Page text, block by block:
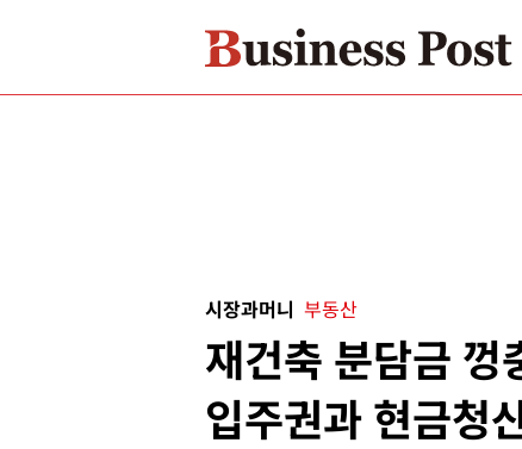
시장과머니 부동산
재건축 분담금 껑
입주권과 현금청